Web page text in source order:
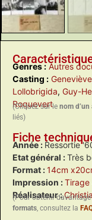
Genres : Autres
Casting :
Lollobrigida, Guy-
Roquevert
(Cliquez sur le nom d’un
liés)
Fiche
Année : Ressortie
Etat général :Très
Format :14cm
Impression :Tirage
Réalisateur :
(Pour obtenir
formats , consultez la